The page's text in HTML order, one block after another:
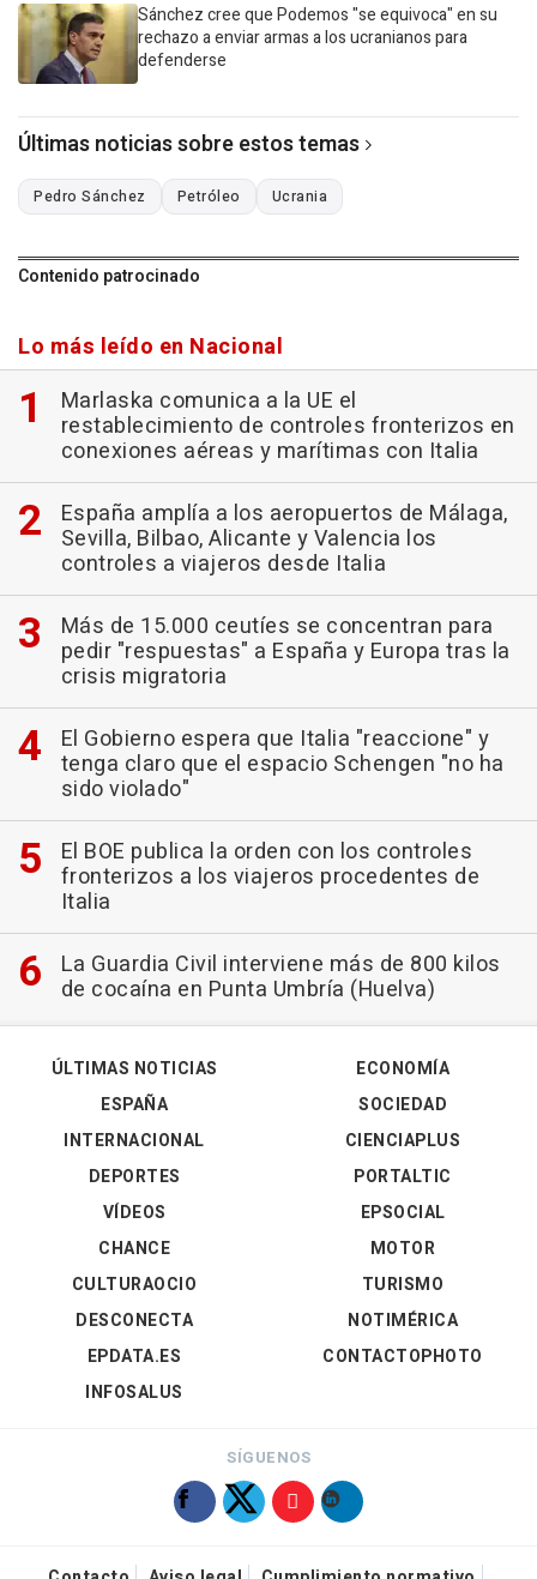
Sánchez cree que Podemos "se equivoca" en su
rechazo a enviar armas a los ucranianos para
defenderse
Últimas noticias sobre estos temas
Pedro Sánchez Petróleo Ucrania
Contenido patrocinado
Lo más leído en Nacional
Marlaska comunica a la UE el
restablecimiento de controles fronterizos en
conexiones aéreas y marítimas con Italia
España amplía a los aeropuertos de Málaga,
Sevilla, Bilbao, Alicante y Valencia los
controles a viajeros desde Italia
Más de 15.000 ceutíes se concentran para
pedir "respuestas" a España y Europa tras la
crisis migratoria
El Gobierno espera que Italia "reaccione" y
tenga claro que el espacio Schengen "no ha
sido violado"
El BOE publica la orden con los controles
fronterizos a los viajeros procedentes de
Italia
La Guardia Civil interviene más de 800 kilos
de cocaína en Punta Umbría (Huelva)
ÚLTIMAS NOTICIAS
ESPAÑA
INTERNACIONAL
DEPORTES
VÍDEOS
ECONOMÍA
SOCIEDAD
CIENCIAPLUS
PORTALTIC
EPSOCIAL
CHANCE
CULTURAOCIO
DESCONECTA
EPDATA.ES
INFOSALUS
MOTOR
TURISMO
NOTIMÉRICA
CONTACTOPHOTO
SÍGUENOS